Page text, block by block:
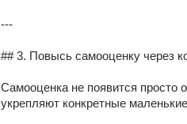
---
## 3. Повысь самооценку через
Самооценка не появится просто
укрепляют конкретные